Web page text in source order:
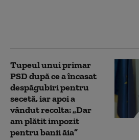
Tupeul unui primar
PSD după ce a încasat
despăgubiri pentru
secetă, iar apoi a
vândut recolta: „Dar
am plătit impozit
pentru banii ăia”